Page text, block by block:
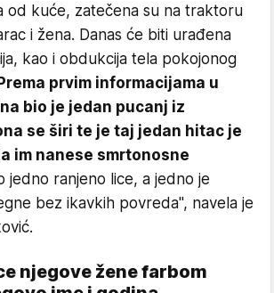
od kuće, zatečena su na traktoru
i žena. Danas će biti urađena
kao i obdukcija tela pokojonog
prvim informacijama u
bio je jedan pucanj iz
se širi te je taj jedan hitac je
im nanese smrtonosne
jedno ranjeno lice, a jedno je
bez ikavkih povreda", navela je
njegove žene farbom